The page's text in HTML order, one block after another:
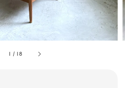
1 / 18